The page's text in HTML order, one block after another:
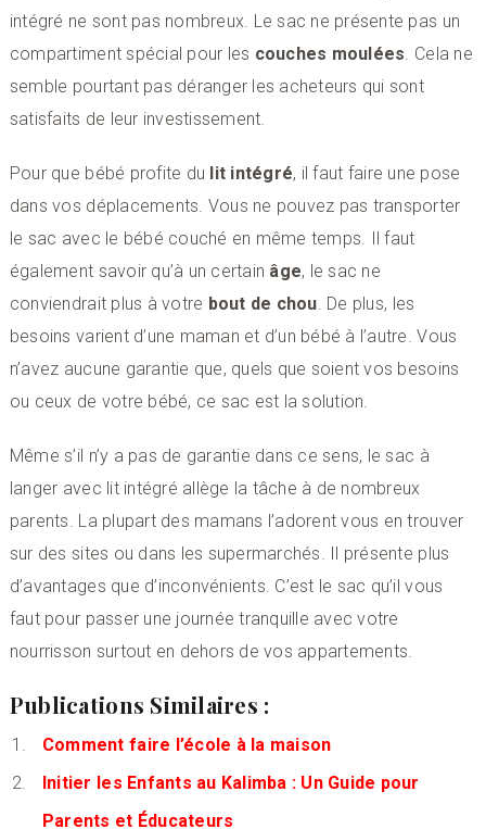
intégré ne sont pas nombreux. Le sac ne présente pas un
compartiment spécial pour les couches moulées. Cela ne
semble pourtant pas déranger les acheteurs qui sont
satisfaits de leur investissement.
Pour que bébé profite du lit intégré, il faut faire une pose
dans vos déplacements. Vous ne pouvez pas transporter
le sac avec le bébé couché en même temps. Il faut
également savoir qu’à un certain âge, le sac ne
conviendrait plus à votre bout de chou. De plus, les
besoins varient d’une maman et d’un bébé à l’autre. Vous
n’avez aucune garantie que, quels que soient vos besoins
ou ceux de votre bébé, ce sac est la solution.
Même s’il n’y a pas de garantie dans ce sens, le sac à
langer avec lit intégré allège la tâche à de nombreux
parents. La plupart des mamans l’adorent vous en trouver
sur des sites ou dans les supermarchés. Il présente plus
d’avantages que d’inconvénients. C’est le sac qu’il vous
faut pour passer une journée tranquille avec votre
nourrisson surtout en dehors de vos appartements.
Publications Similaires :
Comment faire l’école à la maison
Initier les Enfants au Kalimba : Un Guide pour
Parents et Éducateurs